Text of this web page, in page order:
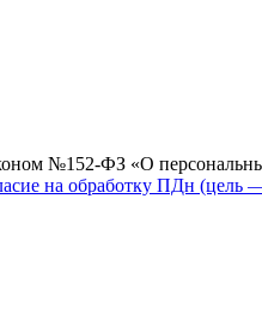
№152-ФЗ «О
на обработку ПДн (цель